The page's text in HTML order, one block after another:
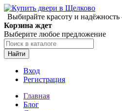
Выбирайте красоту и
Корзина ждет
Выберите любое предложение
Найти
Вход
Регистрация
Главная
Блог